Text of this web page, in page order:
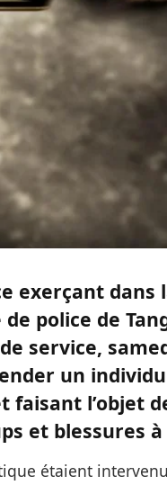
exerçant
police de
service,
un
faisant l’objet
et blessures à
étaient